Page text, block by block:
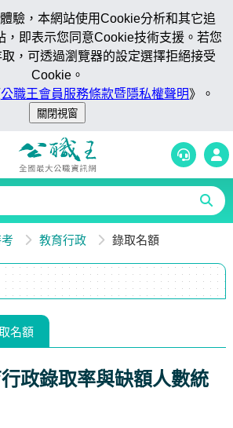
驗，本網站使用Cookie分析和其它追
，即表示您同意Cookie技術支援。若您
，可透過瀏覽器的設定選擇拒絕接受
Cookie。
公職王會員服務條款暨隱私權聲明》。
教育行政 錄取名額
名額
政錄取率與缺額人數統